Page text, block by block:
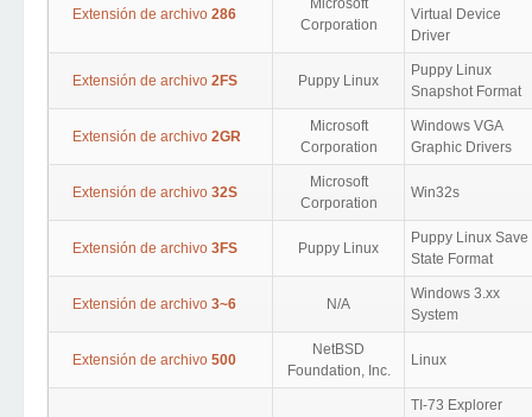
Extensión de archivo 286
Microsoft
Corporation
Virtual Device
Driver
Extensión de archivo 2FS Puppy Linux
Puppy Linux
Snapshot Format
Extensión de archivo 2GR
Microsoft
Corporation
Windows VGA
Graphic Drivers
Extensión de archivo 32S
Microsoft
Corporation
Win32s
Extensión de archivo 3FS Puppy Linux
Puppy Linux Save
State Format
Extensión de archivo 3~6 N/A
Windows 3.xx
System
Extensión de archivo 500
NetBSD
Foundation, Inc.
Linux
TI-73 Explorer